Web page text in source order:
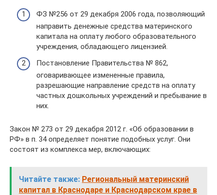
ФЗ №256 от 29 декабря 2006 года, позволяющий
направить денежные средства материнского
капитала на оплату любого образовательного
учреждения, обладающего лицензией.
Постановление Правительства № 862,
оговаривающее измененные правила,
разрешающие направление средств на оплату
частных дошкольных учреждений и пребывание в
них.
Закон № 273 от 29 декабря 2012 г. «Об образовании в
РФ» в п. 34 определяет понятие подобных услуг. Они
состоят из комплекса мер, включающих:
Читайте также: Региональный материнский
капитал в Краснодаре и Краснодарском крае в